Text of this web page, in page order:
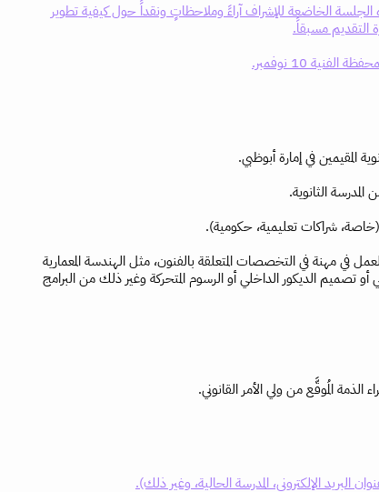
النشء في هذه الجلسة الخاضعة للإشراف آراءً وملاحظاتٍ ونقداً حول كيفية تطوير
التقديم مسبقاً.
10 نوفمبر.
المقيمين في إمارة أبوظبي.
الثانوية.
شراكات تعليمية، حكومية).
مهنة في التخصصات المتعلقة بالفنون، مثل الهندسة المعمارية
تصميم الديكور الداخلي أو الرسوم المتحركة وغير ذلك من البرامج
الذمة المُوقَّع من ولي الأمر القانوني.
البريد الإلكتروني، المدرسة الحالية، وغير ذلك).